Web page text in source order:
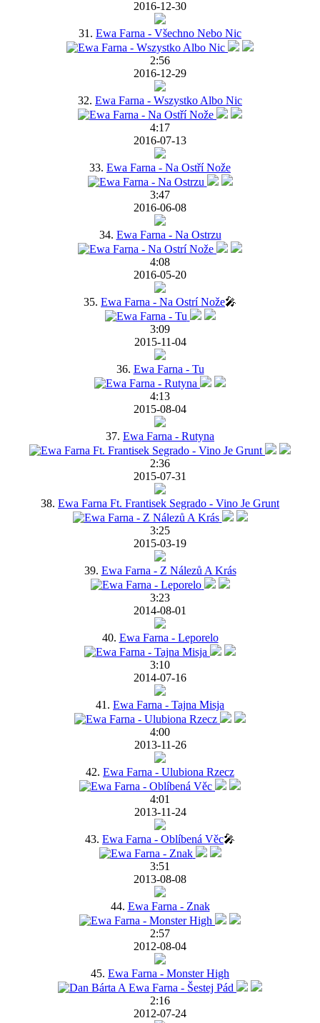
2016-12-30
31. Ewa Farna - Všechno Nebo Nic
2:56
2016-12-29
32. Ewa Farna - Wszystko Albo Nic
4:17
2016-07-13
33. Ewa Farna - Na Ostří Nože
3:47
2016-06-08
34. Ewa Farna - Na Ostrzu
4:08
2016-05-20
35. Ewa Farna - Na Ostrí Nože🎤
3:09
2015-11-04
36. Ewa Farna - Tu
4:13
2015-08-04
37. Ewa Farna - Rutyna
2:36
2015-07-31
38. Ewa Farna Ft. Frantisek Segrado - Vino Je Grunt
3:25
2015-03-19
39. Ewa Farna - Z Nálezů A Krás
3:23
2014-08-01
40. Ewa Farna - Leporelo
3:10
2014-07-16
41. Ewa Farna - Tajna Misja
4:00
2013-11-26
42. Ewa Farna - Ulubiona Rzecz
4:01
2013-11-24
43. Ewa Farna - Oblíbená Věc🎤
3:51
2013-08-08
44. Ewa Farna - Znak
2:57
2012-08-04
45. Ewa Farna - Monster High
2:16
2012-07-24